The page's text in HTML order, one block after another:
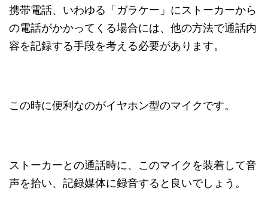
携帯電話、いわゆる「ガラケー」にストーカーから
の電話がかかってくる場合には、他の方法で通話内
容を記録する手段を考える必要があります。
この時に便利なのがイヤホン型のマイクです。
ストーカーとの通話時に、このマイクを装着して音
声を拾い、記録媒体に録音すると良いでしょう。